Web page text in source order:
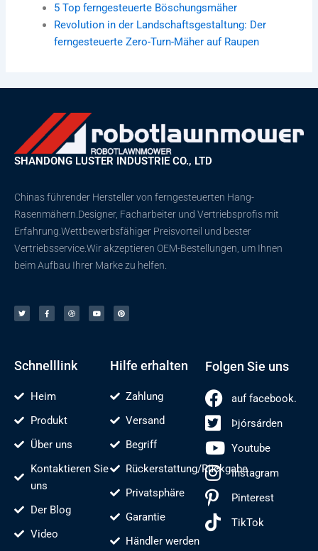
5 Top ferngesteuerte Böschungsmäher
Revolution in der Landschaftsgestaltung: Der
ferngesteuerte Zero-Turn-Mäher auf Raupen
SHANDONG LUSTER INDUSTRIE CO., LTD
Chinas führender Hersteller von ferngesteuerten Hang-
Rasenmähern.Designer, Facharbeiter und Vertriebsprofis mit
Erfahrung.Wettbewerbsfähiger Preisvorteil und bester
Vertriebsservice.Wir akzeptieren OEM-Bestellungen, um Ihnen
beim Aufbau Ihrer Marke zu helfen.
ó
r
s
c
e
b
i
b
b
u
t
u
n
t
e
Schnelllink
Heim
Produkt
Über uns
Kontaktieren Sie
uns
Der Blog
Video
Hilfe erhalten
Zahlung
Versand
Begriff
Rückerstattung/Rückgabe
Privatsphäre
Garantie
Händler werden
Folgen Sie uns
auf facebook.
Þjórsárden
Youtube
Instagram
Pinterest
TikTok